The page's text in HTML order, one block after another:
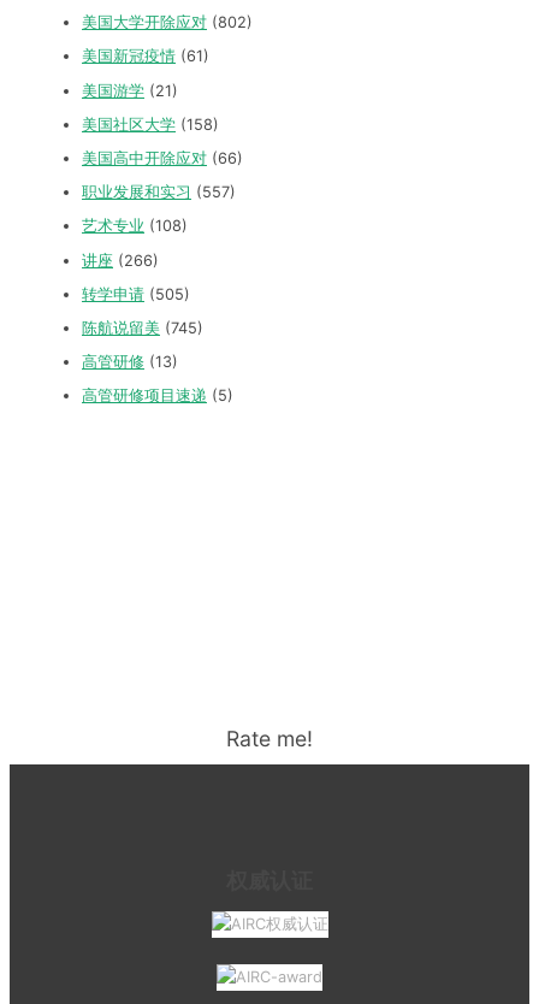
美国大学开除应对 (802)
美国新冠疫情 (61)
美国游学 (21)
美国社区大学 (158)
美国高中开除应对 (66)
职业发展和实习 (557)
艺术专业 (108)
讲座 (266)
转学申请 (505)
陈航说留美 (745)
高管研修 (13)
高管研修项目速递 (5)
Rate me!